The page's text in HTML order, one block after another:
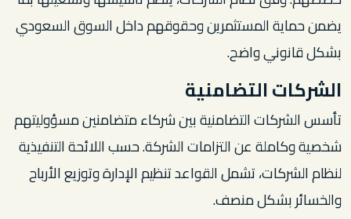
يضمن حماية المستثمرين وحقوقهم داخل السوق السعودي
بشكل قانوني واضح.
الشركات التضامنية
تأسس الشركات التضامنية بين شركاء متضامنين مسؤوليتهم
شخصية وكاملة عن التزامات الشركة. حسب اللائحة التنفيذية
لنظام الشركات، تشمل القواعد تنظيم الإدارة وتوزيع الأرباح
والخسائر بشكل منصف.